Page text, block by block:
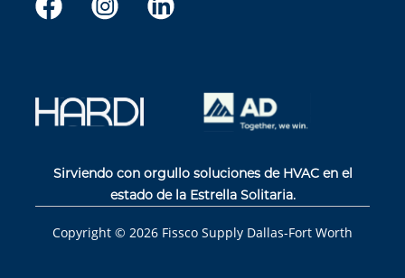
Sirviendo con orgullo soluciones de HVAC en el
estado de la Estrella Solitaria.
Copyright © 2026 Fissco Supply Dallas-Fort Worth